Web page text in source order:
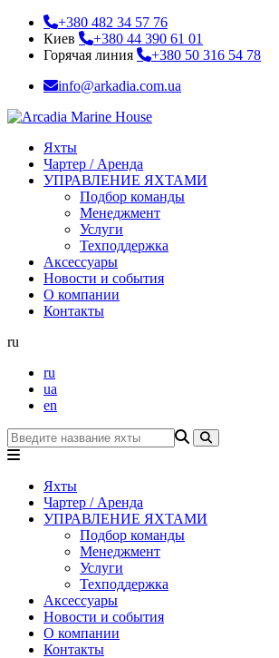
+380 482 34 57 76
Киев
+380 44 390 61 01
Горячая линия
+380 50 316 54 78
info@arkadia.com.ua
Яхты
Чартер / Аренда
УПРАВЛЕНИЕ ЯХТАМИ
Подбор команды
Менеджмент
Услуги
Техподдержка
Аксессуары
Новости и события
О компании
Контакты
ru
ru
ua
en
Яхты
Чартер / Аренда
УПРАВЛЕНИЕ ЯХТАМИ
Подбор команды
Менеджмент
Услуги
Техподдержка
Аксессуары
Новости и события
О компании
Контакты